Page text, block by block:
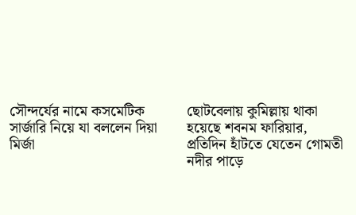
সৌন্দর্যের নামে কসমেটিক
সার্জারি নিয়ে যা বললেন দিয়া
মির্জা
ছোটবেলায় কুমিল্লায় থাকা
হয়েছে শবনম ফারিয়ার,
প্রতিদিন হাঁটতে যেতেন গোমতী
নদীর পাড়ে